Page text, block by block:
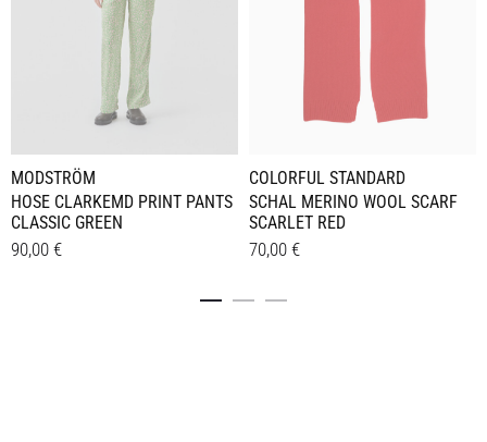
MODSTRÖM
HOSE CLARKEMD PRINT PANTS
CLASSIC GREEN
90,00 €
COLORFUL STANDARD
SCHAL MERINO WOOL SCARF
SCARLET RED
70,00 €